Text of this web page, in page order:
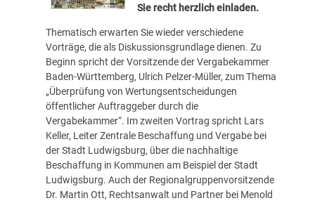
Sie recht herzlich einladen.
Thematisch erwarten Sie wieder verschiedene
Vorträge, die als Diskussionsgrundlage dienen. Zu
Beginn spricht der Vorsitzende der Vergabekammer
Baden-Württemberg, Ulrich Pelzer-Müller, zum Thema
„Überprüfung von Wertungsentscheidungen
öffentlicher Auftraggeber durch die
Vergabekammer“. Im zweiten Vortrag spricht Lars
Keller, Leiter Zentrale Beschaffung und Vergabe bei
der Stadt Ludwigsburg, über die nachhaltige
Beschaffung in Kommunen am Beispiel der Stadt
Ludwigsburg. Auch der Regionalgruppenvorsitzende
Dr. Martin Ott, Rechtsanwalt und Partner bei Menold